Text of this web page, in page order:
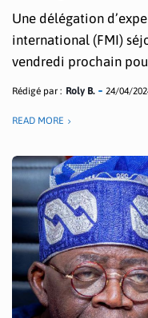
Une délégation
international (FMI)
vendredi prochain
Rédigé par : Roly B. 24/04/
READ MORE